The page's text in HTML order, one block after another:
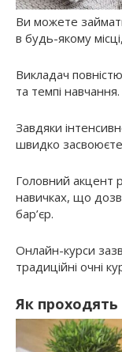
Ви можете
в будь-якому
Викладач
та темпі навчання.
Завдяки
швидко
Головний акцент
навичках, що
бар’єр.
Онлайн-курси
традиційні очні
Як проходять